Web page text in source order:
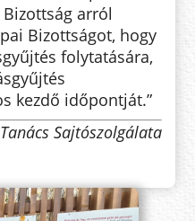
arról
Bizottságot, hogy
folytatására,
kezdő időpontját.”
Sajtószolgálata